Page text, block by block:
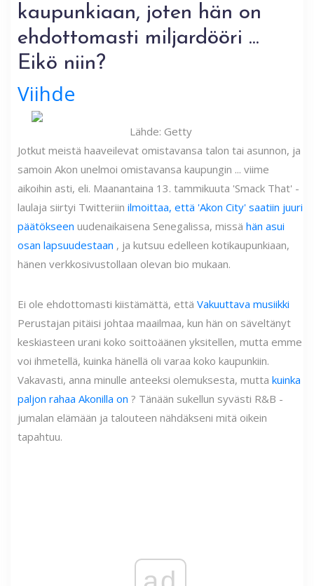
kaupunkiaan, joten hän on
ehdottomasti miljardööri ...
Eikö niin?
Viihde
Lähde: Getty
Jotkut meistä haaveilevat omistavansa talon tai asunnon, ja
samoin Akon unelmoi omistavansa kaupungin ... viime
aikoihin asti, eli. Maanantaina 13. tammikuuta 'Smack That' -
laulaja siirtyi Twitteriin ilmoittaa, että 'Akon City' saatiin juuri
päätökseen uudenaikaisena Senegalissa, missä hän asui
osan lapsuudestaan , ja kutsuu edelleen kotikaupunkiaan,
hänen verkkosivustollaan olevan bio mukaan.
Ei ole ehdottomasti kiistämättä, että Vakuuttava musiikki
Perustajan pitäisi johtaa maailmaa, kun hän on säveltänyt
keskiasteen urani koko soittoäänen yksitellen, mutta emme
voi ihmetellä, kuinka hänellä oli varaa koko kaupunkiin.
Vakavasti, anna minulle anteeksi olemuksesta, mutta kuinka
paljon rahaa Akonilla on ? Tänään sukellun syvästi R&B -
jumalan elämään ja talouteen nähdäkseni mitä oikein
tapahtuu.